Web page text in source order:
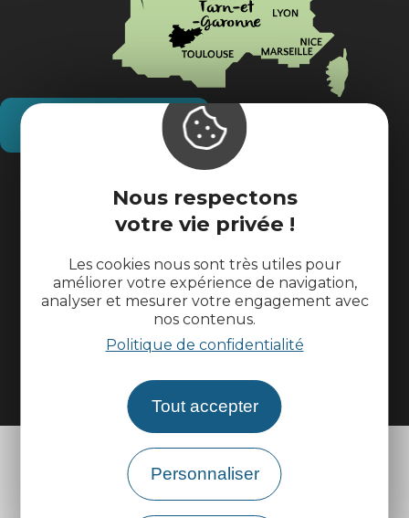
Nous respectons
votre vie privée !
Les cookies nous sont très utiles pour
améliorer votre expérience de navigation,
analyser et mesurer votre engagement avec
nos contenus.
Politique de confidentialité
Tout accepter
Personnaliser
Comment venir ?
Espace pros
Espace groupes
Brochures